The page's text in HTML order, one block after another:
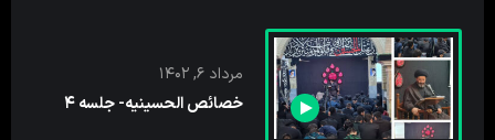
مرداد ۶, ۱۴۰۲
خصائص الحسینیه- جلسه ۴